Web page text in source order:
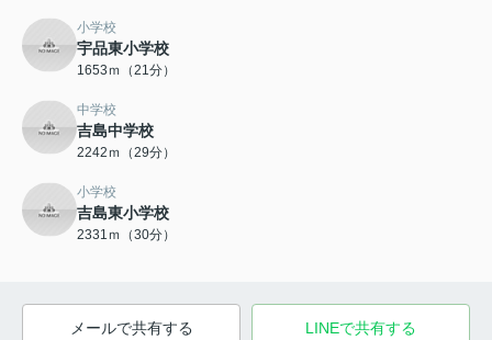
小学校
宇品東小学校
1653ｍ（21分）
中学校
吉島中学校
2242ｍ（29分）
小学校
吉島東小学校
2331ｍ（30分）
メールで共有する LINEで共有する